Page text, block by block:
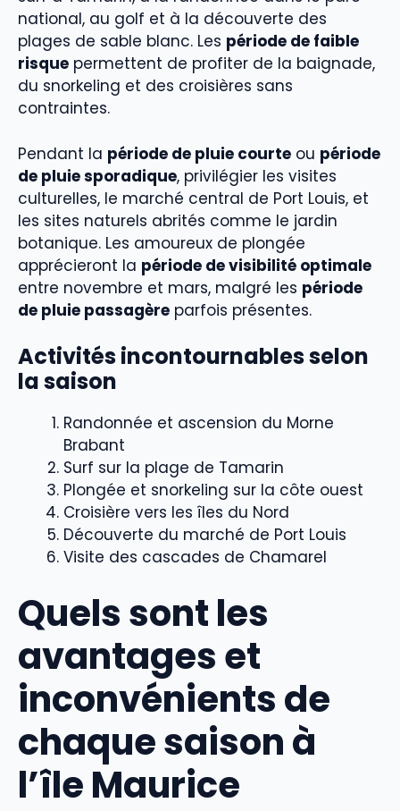
national, au golf et à la découverte des
plages de sable blanc. Les période de faible
risque permettent de profiter de la baignade,
du snorkeling et des croisières sans
contraintes.
Pendant la période de pluie courte ou période
de pluie sporadique, privilégier les visites
culturelles, le marché central de Port Louis, et
les sites naturels abrités comme le jardin
botanique. Les amoureux de plongée
apprécieront la période de visibilité optimale
entre novembre et mars, malgré les période
de pluie passagère parfois présentes.
Activités incontournables selon
la saison
Randonnée et ascension du Morne
Brabant
Surf sur la plage de Tamarin
Plongée et snorkeling sur la côte ouest
Croisière vers les îles du Nord
Découverte du marché de Port Louis
Visite des cascades de Chamarel
Quels sont les
avantages et
inconvénients de
chaque saison à
l’île Maurice